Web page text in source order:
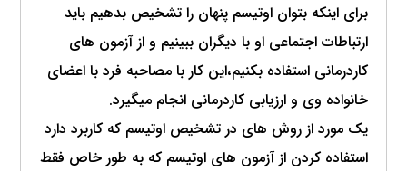
برای اینکه بتوان اوتیسم پنهان را تشخیص بدهیم باید
ارتباطات اجتماعی او با دیگران ببینیم و از آزمون های
کاردرمانی استفاده بکنیم،این کار با مصاحبه فرد با اعضای
خانواده وی و ارزیابی کاردرمانی انجام میگیرد.
یک مورد از روش های در تشخیص اوتیسم که کاربرد دارد
استفاده کردن از آزمون های اوتیسم که به طور خاص فقط